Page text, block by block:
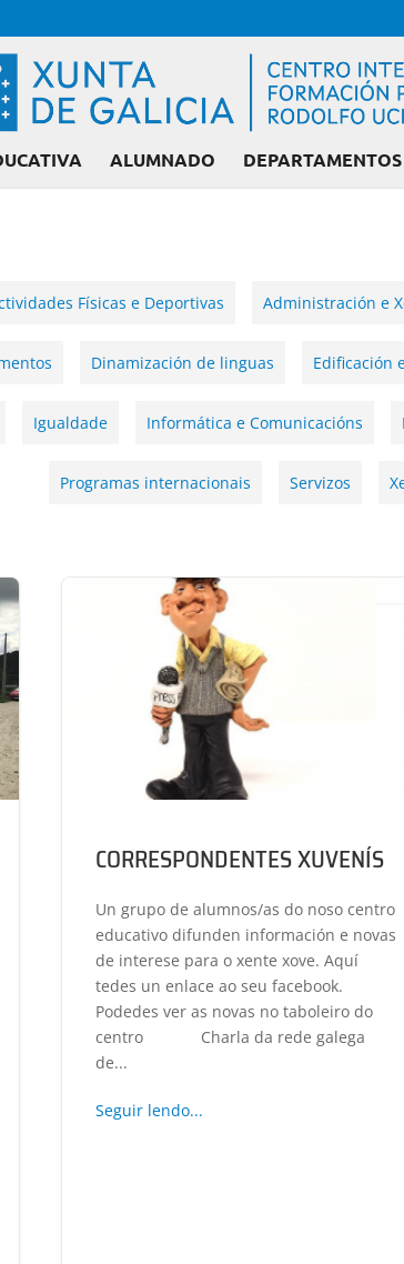
ALUMNADO DEPARTAMENTOS
Físicas e Deportivas Administración e
Dinamización de linguas Edificación
Igualdade Informática e Comunicacións
Programas internacionais Servizos
CORRESPONDENTES XUVENÍS
Un grupo de alumnos/as do noso centro
educativo difunden información e novas
de interese para o xente xove. Aquí
tedes un enlace ao seu facebook.
Podedes ver as novas no taboleiro do
centro Charla da rede galega
de...
Seguir lendo...